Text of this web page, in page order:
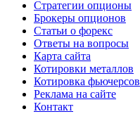
Стратегии опционы
Брокеры опционов
Статьи о форекс
Ответы на вопросы
Карта сайта
Котировки металлов
Котировка фьючерсов
Реклама на сайте
Контакт